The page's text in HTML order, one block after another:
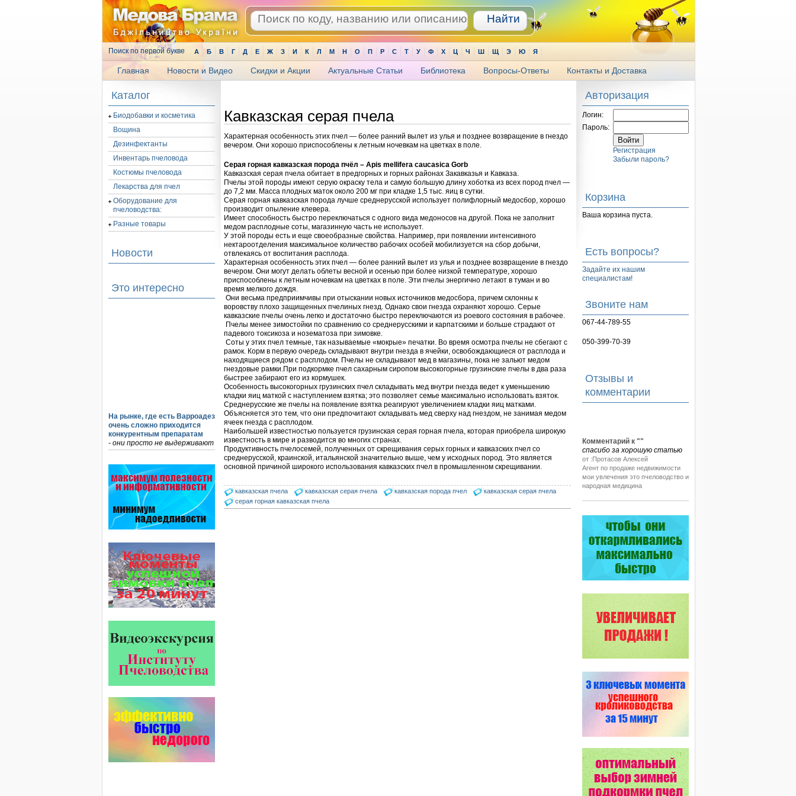
Поиск по первой букве А Б В Г Д Е Ж З И К Л М Н О П Р С Т У Ф Х Ц Ч Ш Щ Э Ю Я
Главная Новости и Видео Скидки и Акции Актуальные Статьи Библиотека Вопросы-Ответы Контакты и Доставка
Каталог
Биодобавки и косметика
Вощина
Дезинфектанты
Инвентарь пчеловода
Костюмы пчеловода
Лекарства для пчел
Оборудование для
пчеловодства:
Разные товары
Новости
Это интересно
На рынке, где есть Варроадез
очень сложно приходится
конкурентным препаратам
- они просто не выдерживают
конкуренцию ни по цене,…
Проблема варроатоза пчел
решена! -
поочередное применение
препаратов ЗАО
АГРОБИОПРОМ
Варроадез,Амипол-Т,…
ЗАО АГРОБИОПРОМ
обеспечивают самые высокие
показатели сохранности
пчел и рентабельность
пасеки.
Безукоризненно сильное
звено в системе
от болезней пчел и
повышения рентабельности
пасеки.
Апидез, Варроадез, Амипол-Т,
Апирой, Апистоп, Бипин-Т,
Полисан и Гармония…
Пчёлы умеют считать до
четырёх.
Проведя серию
экспериментов, учёные
выяснили, что медоносные
пчёлы превосходят…
Препараты для лечения пчел
ЗАО АГРОБИОПРОМ
Кавказская серая пчела
Характерная особенность этих пчел — более ранний вылет из улья и позднее возвращение в гнездо
вечером. Они хорошо приспособлены к летным ночевкам на цветках в поле.
Серая горная кавказская порода пчёл – Apis mellifera caucasica Gorb
Кавказская серая пчела обитает в предгорных и горных районах Закавказья и Кавказа.
Пчелы этой породы имеют серую окраску тела и самую большую длину хоботка из всех пород пчел —
до 7,2 мм. Масса плодных маток около 200 мг при кладке 1,5 тыс. яиц в сутки.
Серая горная кавказская порода лучше среднерусской использует полифлорный медосбор, хорошо
производит опыление клевера.
Имеет способность быстро переключаться с одного вида медоносов на другой. Пока не заполнит
медом расплодные соты, магазинную часть не использует.
У этой породы есть и еще своеобразные свойства. Например, при появлении интенсивного
нектароотделения максимальное количество рабочих особей мобилизуется на сбор добычи,
отвлекаясь от воспитания расплода.
Характерная особенность этих пчел — более ранний вылет из улья и позднее возвращение в гнездо
вечером. Они могут делать облеты весной и осенью при более низкой температуре, хорошо
приспособлены к летным ночевкам на цветках в поле. Эти пчелы энергично летают в туман и во
время мелкого дождя.
Они весьма предприимчивы при отыскании новых источников медосбора, причем склонны к
воровству плохо защищенных пчелиных гнезд. Однако свои гнезда охраняют хорошо. Серые
кавказские пчелы очень легко и достаточно быстро переключаются из роевого состояния в рабочее.
Пчелы менее зимостойки по сравнению со среднерусскими и карпатскими и больше страдают от
падевого токсикоза и нозематоза при зимовке.
Соты у этих пчел темные, так называемые «мокрые» печатки. Во время осмотра пчелы не сбегают с
рамок. Корм в первую очередь складывают внутри гнезда в ячейки, освобождающиеся от расплода и
находящиеся рядом с расплодом. Пчелы не складывают мед в магазины, пока не зальют медом
гнездовые рамки.При подкормке пчел сахарным сиропом высокогорные грузинские пчелы в два раза
быстрее забирают его из кормушек.
Особенность высокогорных грузинских пчел складывать мед внутри гнезда ведет к уменьшению
кладки яиц маткой с наступлением взятка; это позволяет семье максимально использовать взяток.
Среднерусские же пчелы на появление взятка реагируют увеличением кладки яиц матками.
Объясняется это тем, что они предпочитают складывать мед сверху над гнездом, не занимая медом
ячеек гнезда с расплодом.
Наибольшей известностью пользуется грузинская серая горная пчела, которая приобрела широкую
известность в мире и разводится во многих странах.
Продуктивность пчелосемей, полученных от скрещивания серых горных и кавказских пчел со
среднерусской, краинской, итальянской значительно выше, чем у исходных пород. Это является
основной причиной широкого использования кавказских пчел в промышленном скрещивании.
кавказская пчела кавказская серая пчела кавказская порода пчел
кавказская серая пчела
серая горная кавказская пчела
Авторизация
Логин:
Пароль:
Регистрация
Забыли пароль?
Корзина
Ваша корзина пуста.
Есть вопросы?
Задайте их нашим
специалистам!
Звоните нам
067-44-789-55
050-399-70-39
Отзывы и
комментарии
Комментарий к ""
спасибо за хорошую статью
от :Протасов Алексей
Агент по продаже недвижимости
мои увлечения это пчеловодство и
народная медицина